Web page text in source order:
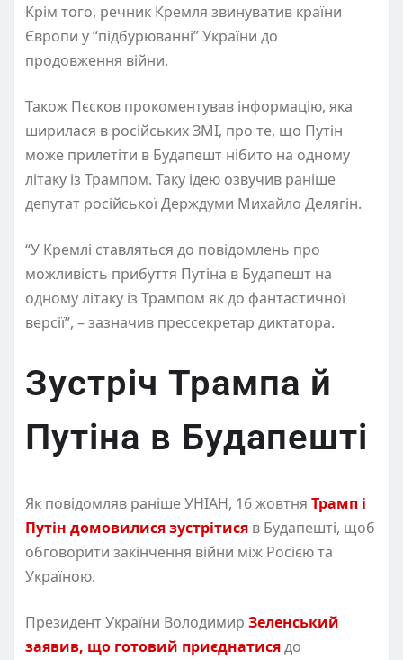
Крім того, речник Кремля звинуватив країни
Європи у “підбурюванні” України до
продовження війни.
Також Пєсков прокоментував інформацію, яка
ширилася в російських ЗМІ, про те, що Путін
може прилетіти в Будапешт нібито на одному
літаку із Трампом. Таку ідею озвучив раніше
депутат російської Держдуми Михайло Делягін.
“У Кремлі ставляться до повідомлень про
можливість прибуття Путіна в Будапешт на
одному літаку із Трампом як до фантастичної
версії”, – зазначив прессекретар диктатора.
Зустріч Трампа й
Путіна в Будапешті
Як повідомляв раніше УНІАН, 16 жовтня Трамп і
Путін домовилися зустрітися в Будапешті, щоб
обговорити закінчення війни між Росією та
Україною.
Президент України Володимир Зеленський
заявив, що готовий приєднатисядо